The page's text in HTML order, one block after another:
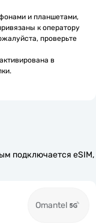
и планшетами,
к оператору
проверьте
в
подключается eSIM,
Omantel